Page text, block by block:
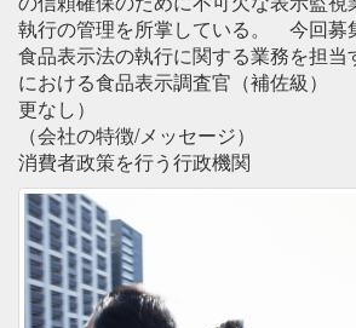
執行の管理を所掌している。 今回募
食品表示法の執行に関する業務を担当
における食品表示調査官（補佐級
更なし）
（会社の特徴/メッセージ）
消費者政策を行う行政機関